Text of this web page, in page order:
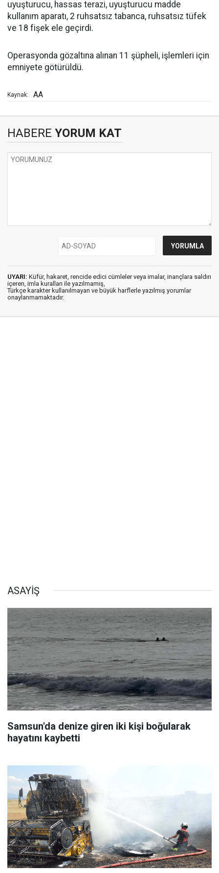
uyuşturucu, hassas terazi, uyuşturucu madde
kullanım aparatı, 2 ruhsatsız tabanca, ruhsatsız tüfek
ve 18 fişek ele geçirdi.
Operasyonda gözaltına alınan 11 şüpheli, işlemleri için
emniyete götürüldü.
Kaynak: AA
HABERE YORUM KAT
UYARI: Küfür, hakaret, rencide edici cümleler veya imalar, inançlara saldırı
içeren, imla kuralları ile yazılmamış,
Türkçe karakter kullanılmayan ve büyük harflerle yazılmış yorumlar
onaylanmamaktadır.
ASAYİŞ
Samsun'da denize giren iki kişi boğularak
hayatını kaybetti